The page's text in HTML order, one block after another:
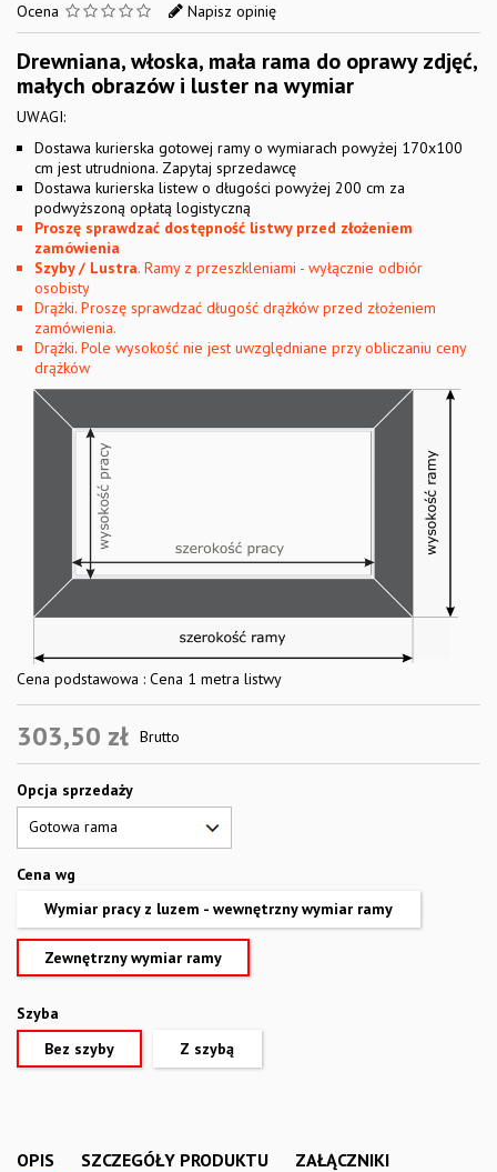
Ocena Napisz opinię
Drewniana, włoska, mała rama do oprawy zdjęć,
małych obrazów i luster na wymiar
UWAGI:
Dostawa kurierska gotowej ramy o wymiarach powyżej 170x100
cm jest utrudniona. Zapytaj sprzedawcę
Dostawa kurierska listew o długości powyżej 200 cm za
podwyższoną opłatą logistyczną
Proszę sprawdzać dostępność listwy przed złożeniem
zamówienia
Szyby / Lustra. Ramy z przeszkleniami - wyłącznie odbiór
osobisty
Drążki. Proszę sprawdzać długość drążków przed złożeniem
zamówienia.
Drążki. Pole wysokość nie jest uwzględniane przy obliczaniu ceny
drążków
Cena podstawowa : Cena 1 metra listwy
303,50 zł Brutto
Opcja sprzedaży
Cena wg
Wymiar pracy z luzem - wewnętrzny wymiar ramy
Zewnętrzny wymiar ramy
Szyba
Bez szyby
Z szybą
OPIS SZCZEGÓŁY PRODUKTU
ZAŁĄCZNIKI